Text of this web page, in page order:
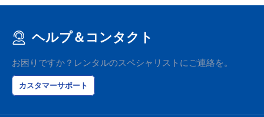
ヘルプ＆コンタクト
お困りですか？レンタルのスペシャリストにご連絡を。
カスタマーサポート